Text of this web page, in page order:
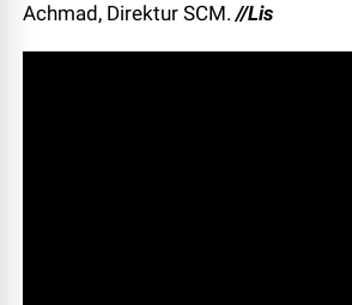
Achmad, Direktur SCM.//Lis